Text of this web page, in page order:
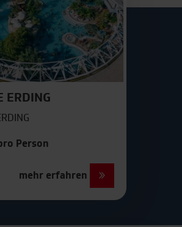
Warschau
Wien
ERDING
Person
mehr erfahren